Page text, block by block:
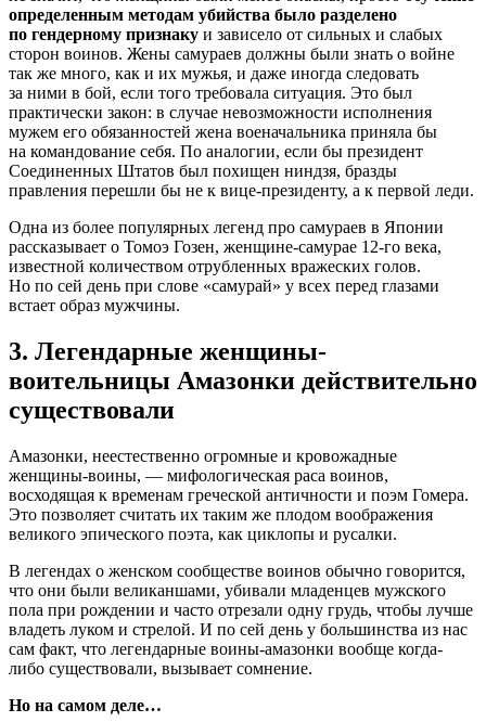
определенным методам убийства было разделено
по гендерному признаку и зависело от сильных и слабых
сторон воинов. Жены самураев должны были знать о войне
так же много, как и их мужья, и даже иногда следовать
за ними в бой, если того требовала ситуация. Это был
практически закон: в случае невозможности исполнения
мужем его обязанностей жена военачальника приняла бы
на командование себя. По аналогии, если бы президент
Соединенных Штатов был похищен ниндзя, бразды
правления перешли бы не к вице-президенту, а к первой леди.
Одна из более популярных легенд про самураев в Японии
рассказывает о Томоэ Гозен, женщине-самурае 12-го века,
известной количеством отрубленных вражеских голов.
Но по сей день при слове «самурай» у всех перед глазами
встает образ мужчины.
3. Легендарные женщины-
воительницы Амазонки действительно
существовали
Амазонки, неестественно огромные и кровожадные
женщины-воины, — мифологическая раса воинов,
восходящая к временам греческой античности и поэм Гомера.
Это позволяет считать их таким же плодом воображения
великого эпического поэта, как циклопы и русалки.
В легендах о женском сообществе воинов обычно говорится,
что они были великаншами, убивали младенцев мужского
пола при рождении и часто отрезали одну грудь, чтобы лучше
владеть луком и стрелой. И по сей день у большинства из нас
сам факт, что легендарные воины-амазонки вообще когда-
либо существовали, вызывает сомнение.
Но на самом деле…